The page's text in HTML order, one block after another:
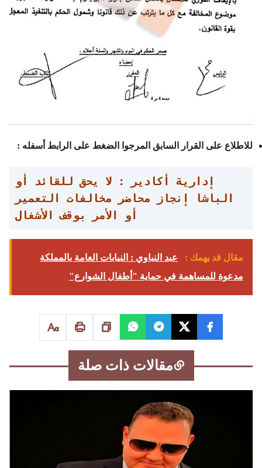
للاطلاع على القرار السابق المرجوا الضغط على الرابط أسفله :
إدارية أكادير : لا يحق للقائد أو
الباشا إنجاز محاضر مخالفات التعمير
أو الأمر بوقف الأشغال
مقال قد يهمك :
عبد النباوي : النيابات العامة بالمملكة
مدعوة للمساهمة في حماية "أطفال الشوارع"
مقالات ذات صلة